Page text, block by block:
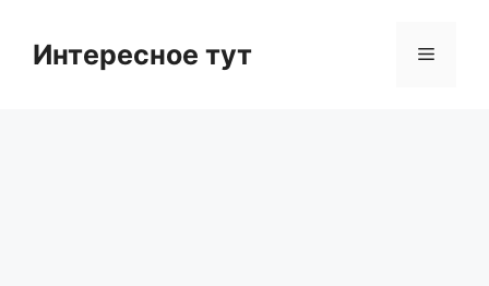
contentИнтересное тут Menu